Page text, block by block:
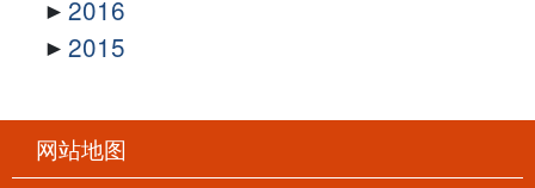
2016
2015
网站地图